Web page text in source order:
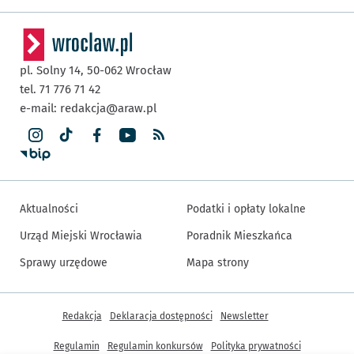
pl. Solny 14, 50-062 Wrocław
tel. 71 776 71 42
e-mail: redakcja@araw.pl
Aktualności
Urząd Miejski Wrocławia
Sprawy urzędowe
Podatki i opłaty lokalne
Poradnik Mieszkańca
Mapa strony
Inne informacje
Redakcja Deklaracja dostępności Newsletter
Regulamin Regulamin konkursów Polityka prywatności